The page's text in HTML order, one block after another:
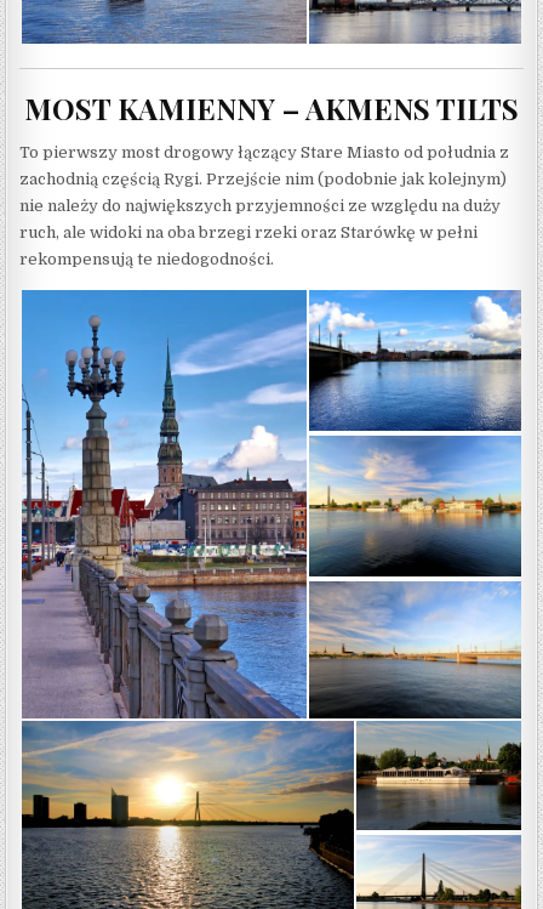
MOST KAMIENNY – AKMENS TILTS
To pierwszy most drogowy łączący Stare Miasto od południa z
zachodnią częścią Rygi. Przejście nim (podobnie jak kolejnym)
nie należy do największych przyjemności ze względu na duży
ruch, ale widoki na oba brzegi rzeki oraz Starówkę w pełni
rekompensują te niedogodności.